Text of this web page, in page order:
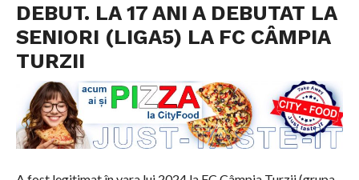
DEBUT. LA 17 ANI A DEBUTAT LA
SENIORI (LIGA5) LA FC CÂMPIA
TURZII